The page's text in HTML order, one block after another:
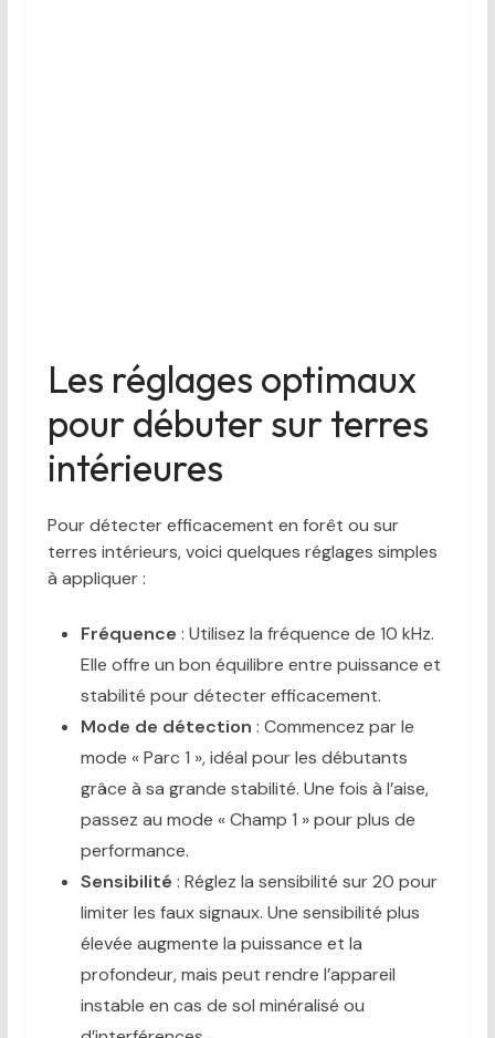
Les réglages optimaux
pour débuter sur terres
intérieures
Pour détecter efficacement en forêt ou sur
terres intérieurs, voici quelques réglages simples
à appliquer :
Fréquence : Utilisez la fréquence de 10 kHz.
Elle offre un bon équilibre entre puissance et
stabilité pour détecter efficacement.
Mode de détection : Commencez par le
mode « Parc 1 », idéal pour les débutants
grâce à sa grande stabilité. Une fois à l’aise,
passez au mode « Champ 1 » pour plus de
performance.
Sensibilité : Réglez la sensibilité sur 20 pour
limiter les faux signaux. Une sensibilité plus
élevée augmente la puissance et la
profondeur, mais peut rendre l’appareil
instable en cas de sol minéralisé ou